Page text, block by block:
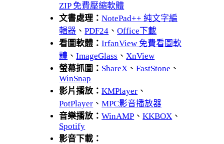
ZIP 免費壓縮軟體
文書處理：NotePad++ 純文字編
輯器 、PDF24 、Office下載
看圖軟體：IrfanView 免費看圖軟
體 、ImageGlass 、 XnView
螢幕抓圖： ShareX 、FastStone 、
WinSnap
影片播放：KMPlayer 、
PotPlayer 、MPC影音播放器
音樂播放：WinAMP 、KKBOX 、
Spotify
影音下載：